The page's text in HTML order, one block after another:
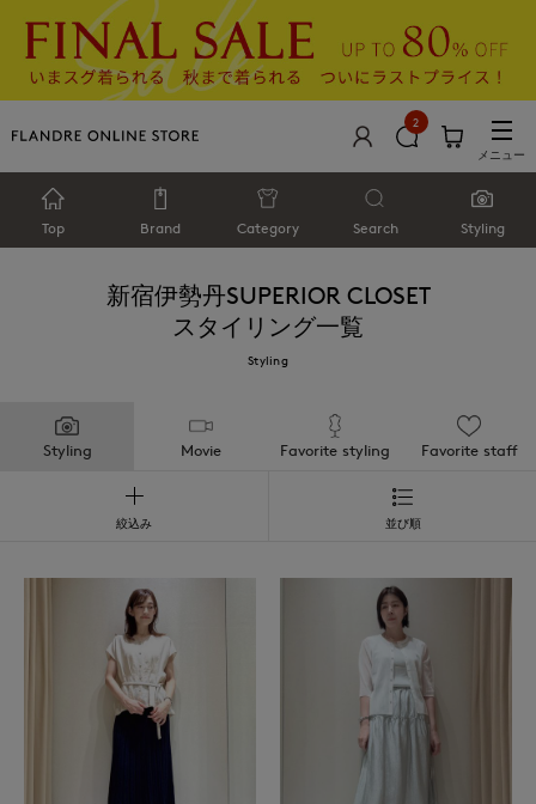
2
メニュー
Top Brand Category Search Styling
新宿伊勢丹SUPERIOR CLOSET
スタイリング一覧
Styling
Styling Movie Favorite styling Favorite staff
絞込み 並び順